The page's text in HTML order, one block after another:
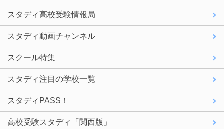
スタディ高校受験情報局
スタディ動画チャンネル
スクール特集
スタディ注目の学校一覧
スタディPASS！
高校受験スタディ「関西版」